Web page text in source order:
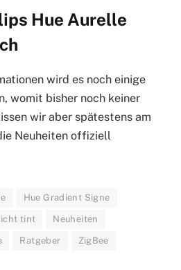
Hue Aurelle
wird es noch einige
womit bisher noch keiner
wir aber spätestens am
Neuheiten offiziell
Hue Gradient Signe
tint Neuheiten
Ratgeber ZigBee